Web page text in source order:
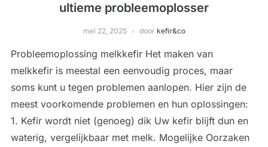
ultieme probleemoplosser
mei 22, 2025 door kefir&co
Probleemoplossing melkkefir Het maken van
melkkefir is meestal een eenvoudig proces, maar
soms kunt u tegen problemen aanlopen. Hier zijn de
meest voorkomende problemen en hun oplossingen:
1. Kefir wordt niet (genoeg) dik Uw kefir blijft dun en
waterig, vergelijkbaar met melk. Mogelijke Oorzaken